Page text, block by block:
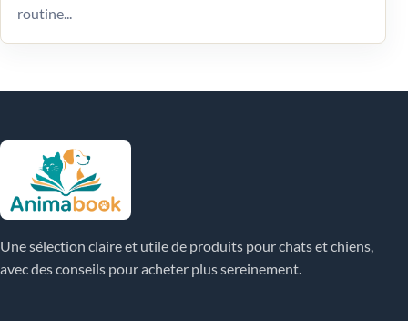
routine...
Une sélection claire et utile de produits pour chats et chiens,
avec des conseils pour acheter plus sereinement.